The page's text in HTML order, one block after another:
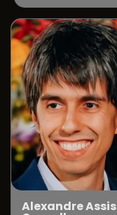
Alexandre Assis